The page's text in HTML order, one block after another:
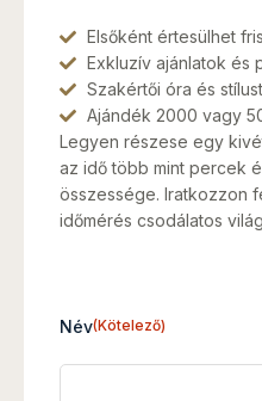
Elsőként értesülhet
Exkluzív ajánlatok és
Szakértői óra és
Ajándék 2000 vagy
Legyen részese egy
az idő több mint percek
összessége. Iratkozzon
időmérés csodálatos
Név(Kötelező)